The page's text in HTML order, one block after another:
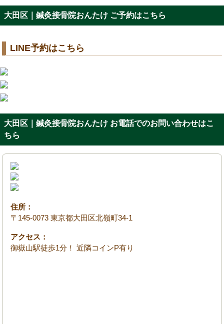
大田区｜鍼灸接骨院おんたけ ご予約はこちら
LINE予約はこちら
大田区｜鍼灸接骨院おんたけ お電話でのお問い合わせはこ
ちら
住所：
〒145-0073 東京都大田区北嶺町34-1
アクセス：
御嶽山駅徒歩1分！ 近隣コインP有り